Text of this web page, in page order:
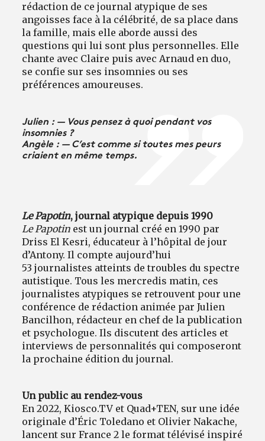
rédaction de ce journal atypique de ses
angoisses face à la célébrité, de sa place dans
la famille, mais elle aborde aussi des
questions qui lui sont plus personnelles. Elle
chante avec Claire puis avec Arnaud en duo,
se confie sur ses insomnies ou ses
préférences amoureuses.
Julien : — Vous pensez à quoi pendant vos
insomnies ?
Angèle : — C’est comme si toutes mes peurs
criaient en même temps.
Le Papotin, journal atypique depuis 1990
Le Papotin est un journal créé en 1990 par
Driss El Kesri, éducateur à l’hôpital de jour
d’Antony. Il compte aujourd’hui
53 journalistes atteints de troubles du spectre
autistique. Tous les mercredis matin, ces
journalistes atypiques se retrouvent pour une
conférence de rédaction animée par Julien
Bancilhon, rédacteur en chef de la publication
et psychologue. Ils discutent des articles et
interviews de personnalités qui composeront
la prochaine édition du journal.
Un public au rendez-vous
En 2022, Kiosco.TV et Quad+TEN, sur une idée
originale d’Éric Toledano et Olivier Nakache,
lancent sur France 2 le format télévisé inspiré